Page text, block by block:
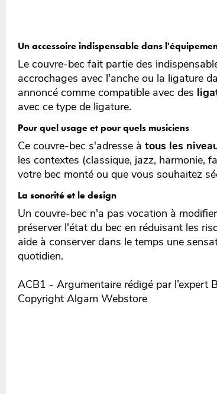
Un accessoire indispensable dans
Le couvre-bec fait partie des
accrochages avec l'anche ou la ligature
annoncé comme compatible avec des
avec ce type de ligature.
Pour quel usage et pour quels musiciens
Ce couvre-bec s'adresse àtous les
les contextes (classique, jazz, harmonie,
votre bec monté ou que vous souhaitez
La sonorité et le design
Un couvre-bec n'a pas vocation à
préserver l'état du bec en réduisant les
aide à conserver dans le temps une
quotidien.
ACB1 - Argumentaire rédigé par l’expert
Copyright Algam Webstore